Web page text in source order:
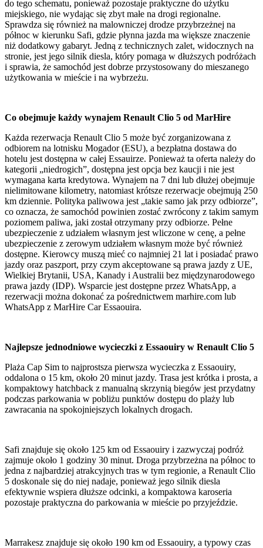
do tego schematu, ponieważ pozostaje praktyczne do użytku
miejskiego, nie wydając się zbyt małe na drogi regionalne.
Sprawdza się również na malowniczej drodze przybrzeżnej na
północ w kierunku Safi, gdzie płynna jazda ma większe znaczenie
niż dodatkowy gabaryt. Jedną z technicznych zalet, widocznych na
stronie, jest jego silnik diesla, który pomaga w dłuższych podróżach
i sprawia, że samochód jest dobrze przystosowany do mieszanego
użytkowania w mieście i na wybrzeżu.
Co obejmuje każdy wynajem Renault Clio 5 od MarHire
Każda rezerwacja Renault Clio 5 może być zorganizowana z
odbiorem na lotnisku Mogador (ESU), a bezpłatna dostawa do
hotelu jest dostępna w całej Essauirze. Ponieważ ta oferta należy do
kategorii „niedrogich”, dostępna jest opcja bez kaucji i nie jest
wymagana karta kredytowa. Wynajem na 7 dni lub dłużej obejmuje
nielimitowane kilometry, natomiast krótsze rezerwacje obejmują 250
km dziennie. Polityka paliwowa jest „takie samo jak przy odbiorze”,
co oznacza, że samochód powinien zostać zwrócony z takim samym
poziomem paliwa, jaki został otrzymany przy odbiorze. Pełne
ubezpieczenie z udziałem własnym jest wliczone w cenę, a pełne
ubezpieczenie z zerowym udziałem własnym może być również
dostępne. Kierowcy muszą mieć co najmniej 21 lat i posiadać prawo
jazdy oraz paszport, przy czym akceptowane są prawa jazdy z UE,
Wielkiej Brytanii, USA, Kanady i Australii bez międzynarodowego
prawa jazdy (IDP). Wsparcie jest dostępne przez WhatsApp, a
rezerwacji można dokonać za pośrednictwem marhire.com lub
WhatsApp z MarHire Car Essaouira.
Najlepsze jednodniowe wycieczki z Essaouiry w Renault Clio 5
Plaża Cap Sim to najprostsza pierwsza wycieczka z Essaouiry,
oddalona o 15 km, około 20 minut jazdy. Trasa jest krótka i prosta, a
kompaktowy hatchback z manualną skrzynią biegów jest przydatny
podczas parkowania w pobliżu punktów dostępu do plaży lub
zawracania na spokojniejszych lokalnych drogach.
Safi znajduje się około 125 km od Essaouiry i zazwyczaj podróż
zajmuje około 1 godziny 30 minut. Droga przybrzeżna na północ to
jedna z najbardziej atrakcyjnych tras w tym regionie, a Renault Clio
5 doskonale się do niej nadaje, ponieważ jego silnik diesla
efektywnie wspiera dłuższe odcinki, a kompaktowa karoseria
pozostaje praktyczna do parkowania w mieście po przyjeździe.
Marrakesz znajduje się około 190 km od Essaouiry, a typowy czas